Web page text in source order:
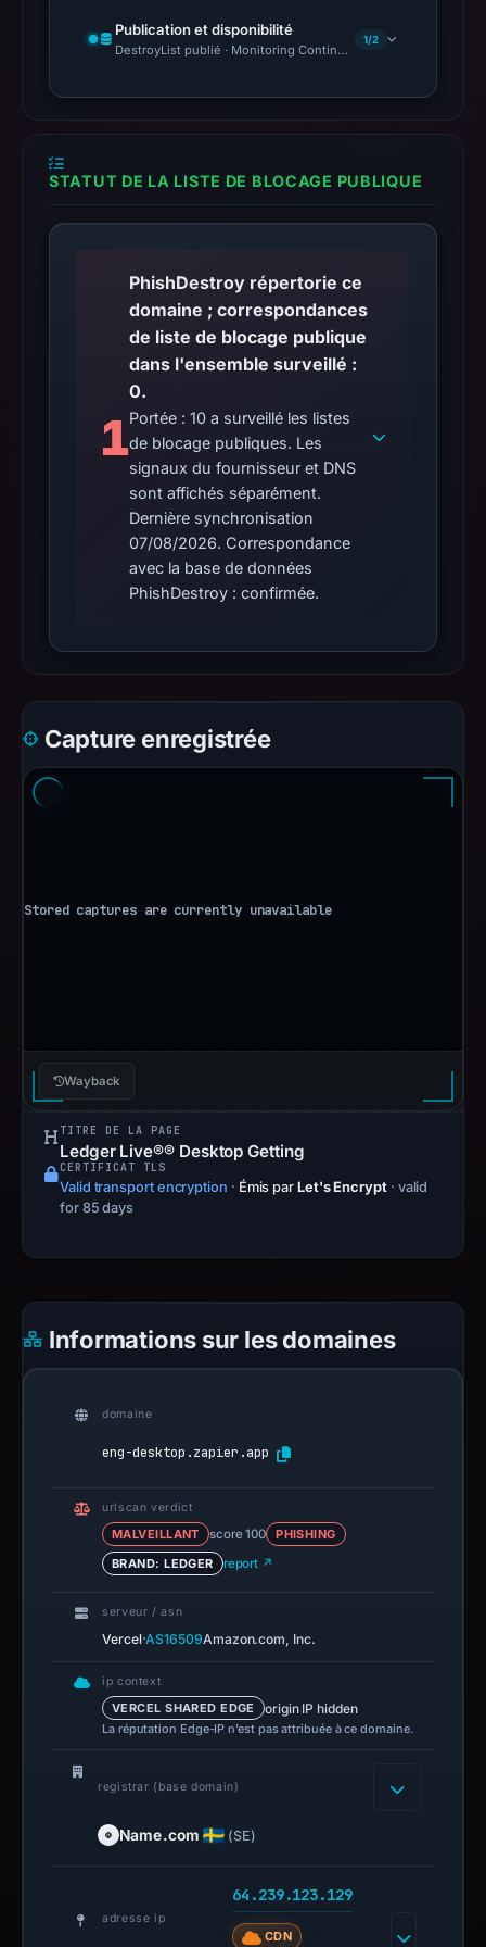
Publication et disponibilité
DestroyList publié · Monitoring Continues
1/2
STATUT DE LA LISTE DE BLOCAGE PUBLIQUE
1
PhishDestroy répertorie ce
domaine ; correspondances
de liste de blocage publique
dans l'ensemble surveillé :
0.
Portée : 10 a surveillé les listes
de blocage publiques. Les
signaux du fournisseur et DNS
sont affichés séparément.
Dernière synchronisation
07/08/2026. Correspondance
avec la base de données
PhishDestroy : confirmée.
Capture enregistrée
Wayback
TITRE DE LA PAGE
Ledger Live®® Desktop Getting
CERTIFICAT TLS
Valid transport encryption · Émis par Let's Encrypt · valid
for 85 days
Informations sur les domaines
domaine
eng-desktop.zapier.app
urlscan verdict
MALVEILLANT score 100
PHISHING
BRAND: LEDGER
report ↗
serveur / asn
Vercel·AS16509Amazon.com, Inc.
ip context
VERCEL SHARED EDGE origin IP hidden
La réputation Edge-IP n’est pas attribuée à ce domaine.
registrar (base domain)
Name.com (SE)
adresse ip
64.239.123.129
CDN